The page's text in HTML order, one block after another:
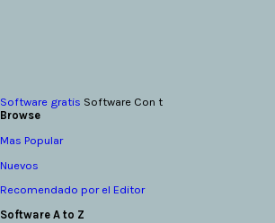
Software gratis Software Con t
Browse
Mas Popular
Nuevos
Recomendado por el Editor
Software A to Z